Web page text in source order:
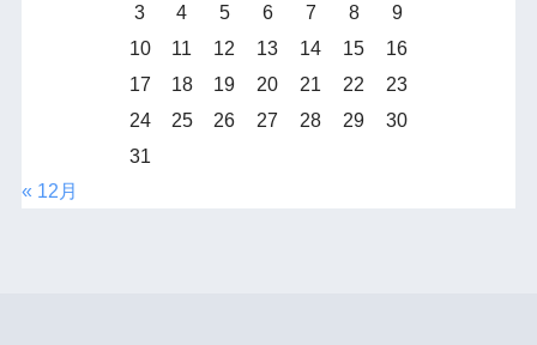
3
4 5 6 7 8
9
10
11 12 13 14 15
16
17
18 19 20 21 22
23
24
25 26 27 28 29
30
31
« 12月